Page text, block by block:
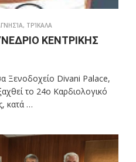
, ΤΡΊΚΑΛΑ
ΚΕΝΤΡΙΚΗΣ
Ξενοδοχείο Divani Palace,
το 24ο Καρδιολογικό
κατά …